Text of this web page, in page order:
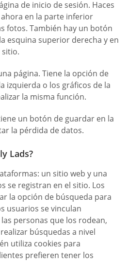
de inicio de sesión. Haces
en la parte inferior
fotos. También hay un botón
esquina superior derecha y en
página. Tiene la opción de
izquierda o los gráficos de la
la misma función.
un botón de guardar en la
la pérdida de datos.
Lads?
un sitio web y una
se registran en el sitio. Los
la opción de búsqueda para
usuarios se vinculan
personas que los rodean,
búsquedas a nivel
utiliza cookies para
prefieren tener los